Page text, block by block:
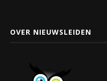
OVER NIEUWSLEIDEN